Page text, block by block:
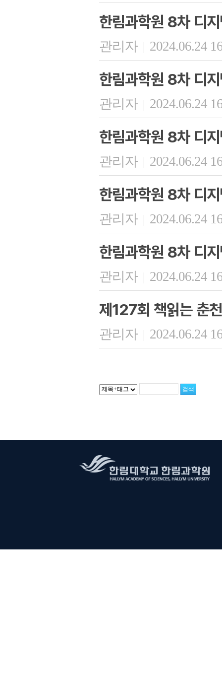
한림과학원 8차 디
관리자 | 2024.06.24
한림과학원 8차 디
관리자 | 2024.06.24
한림과학원 8차 디
관리자 | 2024.06.24
한림과학원 8차 디
관리자 | 2024.06.24
한림과학원 8차 디
관리자 | 2024.06.24
제127회 책읽는 춘천
관리자 | 2024.06.24